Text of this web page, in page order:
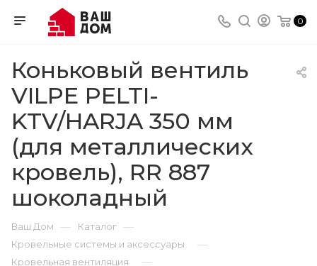
0
Коньковый вентиль
VILPE PELTI-
KTV/HARJA 350 мм
(для металлических
кровель), RR 887
шоколадный
Ваш Дом — Каталог —
Кровельные системы и аксессуары —
Кровельная вентиляция —